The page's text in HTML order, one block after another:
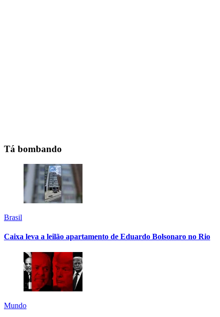
Tá bombando
Brasil
Caixa leva a leilão apartamento de Eduardo Bolsonaro no Rio
Mundo